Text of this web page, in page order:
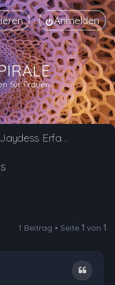
Anmelden
Jaydess Erfahrungsberichte und Nebenwirkungen
1 Beitrag • Seite 1 von 1
Zitat